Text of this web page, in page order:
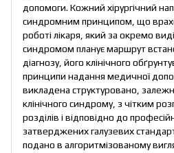
допомоги. Кожний хірургічний
синдромним принципом, що
роботі лікаря, який за окремо
синдромом планує маршрут
діагнозу, його клінічного
принципи надання медичної
викладена структуровано,
клінічного синдрому, з чітким
розділів і відповідно до
затверджених галузевих
подано в алгоритмізованому